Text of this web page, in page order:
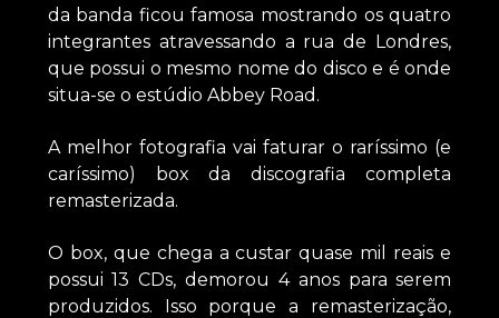
da banda ficou famosa mostrando os quatro
integrantes atravessando a rua de Londres,
que possui o mesmo nome do disco e é onde
situa-se o estúdio Abbey Road.
A melhor fotografia vai faturar o raríssimo (e
caríssimo) box da discografia completa
remasterizada.
O box, que chega a custar quase mil reais e
possui 13 CDs, demorou 4 anos para serem
produzidos. Isso porque a remasterização,